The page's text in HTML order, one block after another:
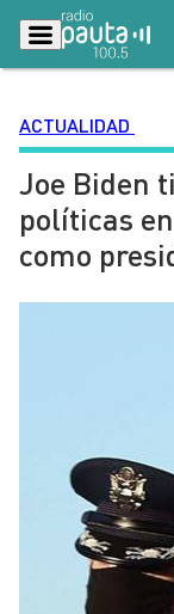
Podcasts
Lo Último
Ciudad
Dato en
Contenido
ACTUALIDAD
Joe Biden
políticas
como